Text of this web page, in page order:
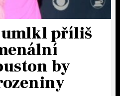
příliš
by